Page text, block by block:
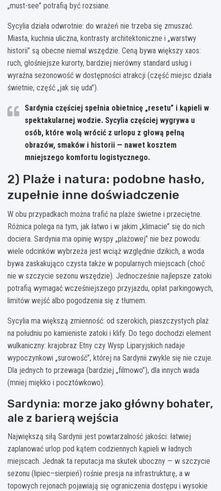
„must-see” potrafią być rozsiane.
Sycylia działa odwrotnie: do wrażeń nie trzeba się zmuszać.
Miasta, kuchnia uliczna, kontrasty architektoniczne i „warstwy
historii” są obecne niemal wszędzie. Ceną bywa większy хаos:
ruch, głośniejsze kurorty, bardziej nierówny standard usług i
wyraźna sezonowość w dostępności atrakcji (część miejsc działa
świetnie, część „jak się uda”).
Sardynia częściej spełnia obietnicę „resetu” i kąpieli w
spektakularnej wodzie. Sycylia częściej wygrywa u
osób, które wolą wrócić z urlopu z głową pełną
obrazów, smaków i historii — nawet kosztem
mniejszego komfortu logistycznego.
2) Plaże i natura: podobne hasło,
zupełnie inne doświadczenie
W obu przypadkach można trafić na plaże świetne i przeciętne.
Różnica polega na tym, jak łatwo i w jakim „klimacie” się do nich
dociera. Sardynia ma opinię wyspy „plażowej” nie bez powodu:
wiele odcinków wybrzeża jest wciąż względnie dzikich, a woda
bywa zaskakująco czysta także w popularnych miejscach (choć
nie w szczycie sezonu wszędzie). Jednocześnie najlepsze zatoki
potrafią wymagać wcześniejszego przyjazdu, opłat parkingowych,
limitów wejść albo pogodzenia się z tłumem.
Sycylia ma większą zmienność: od szerokich, piaszczystych plaż
na południu po kamieniste zatoki i klify. Do tego dochodzi element
wulkaniczny: krajobraz Etny czy Wysp Liparyjskich nadaje
wypoczynkowi „surowość”, której na Sardynii zwykle się nie czuje.
Dla jednych to przewaga (bardziej „filmowo”), dla innych wada
(mniej miękko i pocztówkowo).
Sardynia: morze jako główny bohater,
ale z barierą wejścia
Największą siłą Sardynii jest powtarzalność jakości: łatwiej
zaplanować urlop pod kątem codziennych kąpieli w ładnych
miejscach. Jednak ta reputacja ma skutek uboczny — w szczycie
sezonu (lipiec–sierpień) rośnie presja na infrastrukturę, a w
topowych rejonach pojawiają się ograniczenia dostępu i wysokie